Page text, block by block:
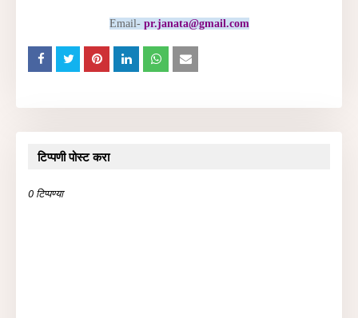
Email- pr.janata@gmail.com
टिप्पणी पोस्ट करा
0 टिप्पण्या